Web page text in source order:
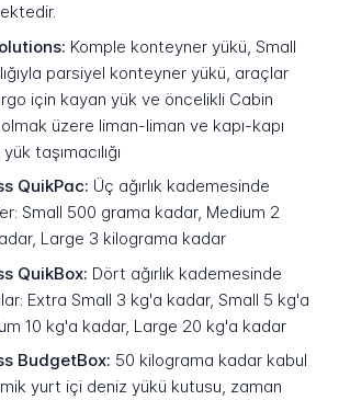
Komple konteyner yükü, Small
parsiyel konteyner yükü, araçlar
için kayan yük ve öncelikli Cabin
üzere liman-liman ve kapı-kapı
taşımacılığı
QuikPac: Üç ağırlık kademesinde
Small 500 grama kadar, Medium 2
Large 3 kilograma kadar
QuikBox: Dört ağırlık kademesinde
Extra Small 3 kg'a kadar, Small 5 kg'a
10 kg'a kadar, Large 20 kg'a kadar
BudgetBox: 50 kilograma kadar kabul
yurt içi deniz yükü kutusu, zaman